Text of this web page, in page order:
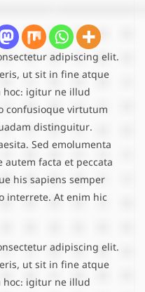
adipiscing elit.
ut sit in fine atque
hoc: igitur ne illud
confusioque virtutum
distinguitur.
Sed emolumenta
facta et peccata
his sapiens semper
interrete. At enim hic
adipiscing elit.
ut sit in fine atque
hoc: igitur ne illud